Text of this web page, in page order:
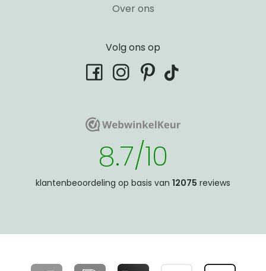
Over ons
Volg ons op
facebookinstagram
pinterest
tiktok
WebwinkelKeurWebwinkelKeur
8.7/10
klantenbeoordeling op basis van 12075 reviews